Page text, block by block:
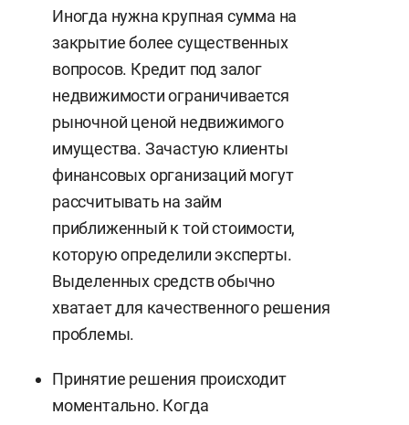
Иногда нужна крупная сумма на
закрытие более существенных
вопросов. Кредит под залог
недвижимости ограничивается
рыночной ценой недвижимого
имущества. Зачастую клиенты
финансовых организаций могут
рассчитывать на займ
приближенный к той стоимости,
которую определили эксперты.
Выделенных средств обычно
хватает для качественного решения
проблемы.
Принятие решения происходит
моментально. Когда